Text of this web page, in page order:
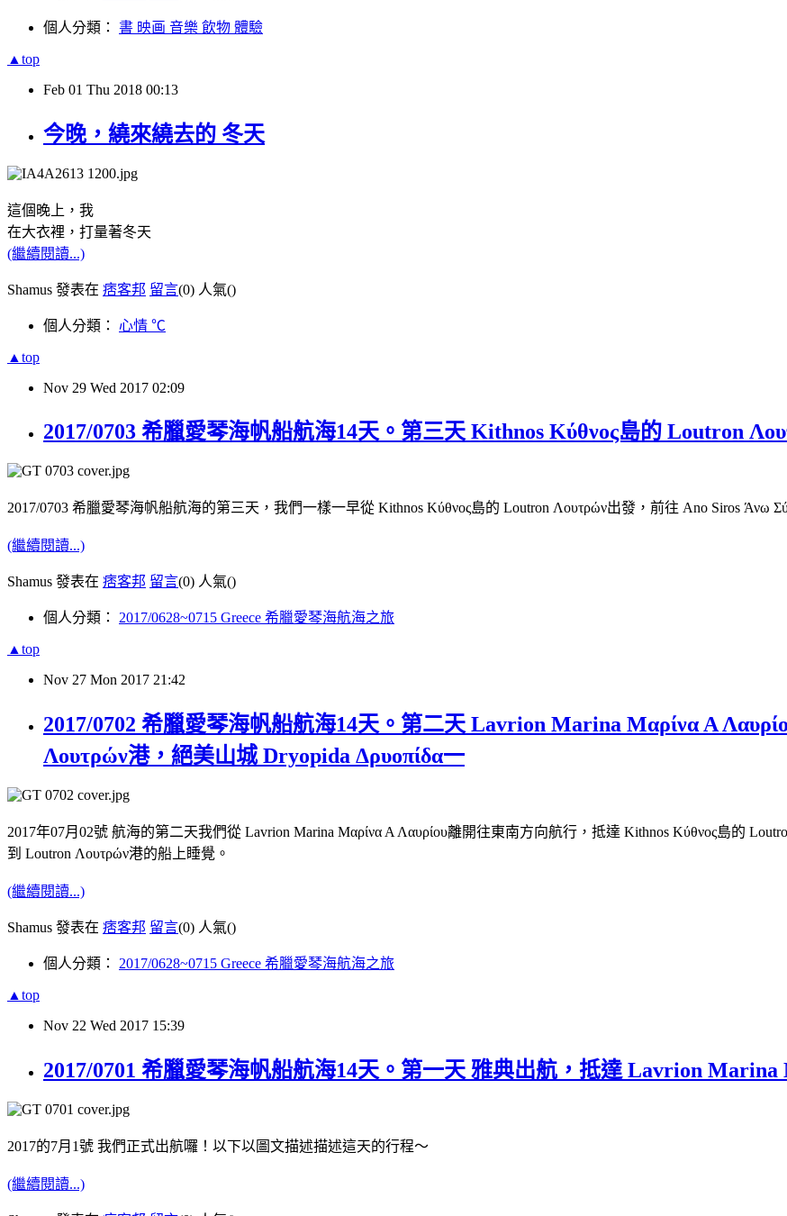
個人分類： 書 映画 音樂 飲物 體驗
▲top
Feb 01 Thu 2018 00:13
今晚，繞來繞去的 冬天
這個晚上，我
在大衣裡，打量著冬天
(繼續閱讀...)
Shamus 發表在 痞客邦 留言(0) 人氣()
個人分類： 心情 ℃
▲top
Nov 29 Wed 2017 02:09
2017/0703 希臘愛琴海帆船航海14天。第三天 Kithnos Κύθνος島的 Loutron
2017/0703 希臘愛琴海帆船航海的第三天，我們一樣一早從 Kithnos Κύθνος島的 Loutron Λουτρών出發，前往 Ano Siros Άνω
(繼續閱讀...)
Shamus 發表在 痞客邦 留言(0) 人氣()
個人分類： 2017/0628~0715 Greece 希臘愛琴海航海之旅
▲top
Nov 27 Mon 2017 21:42
2017/0702 希臘愛琴海帆船航海14天。第二天 Lavrion Marina Μαρίνα Α
Λουτρών港，絕美山城 Dryopida Δρυοπίδα一
2017年07月02號 航海的第二天我們從 Lavrion Marina Μαρίνα Α Λαυρίου離開往東南方向航行，抵達 Kithnos Κύθνος島的
到 Loutron Λουτρών港的船上睡覺。
(繼續閱讀...)
Shamus 發表在 痞客邦 留言(0) 人氣()
個人分類： 2017/0628~0715 Greece 希臘愛琴海航海之旅
▲top
Nov 22 Wed 2017 15:39
2017/0701 希臘愛琴海帆船航海14天。第一天 雅典出航，抵達 Lavrion Marina
2017的7月1號 我們正式出航囉！以下以圖文描述描述這天的行程～
(繼續閱讀...)